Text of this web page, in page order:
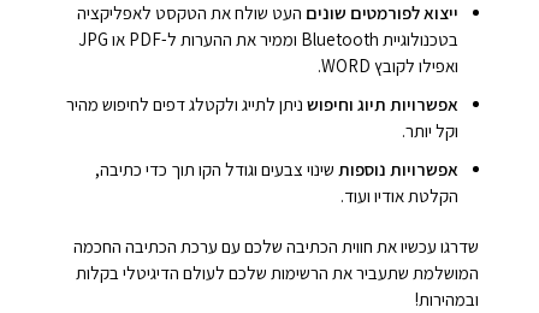
ייצוא לפורמטים שונים העט שולח את הטקסט לאפליקציה
בטכנולוגיית Bluetooth וממיר את ההערות ל-PDF או JPG
ואפילו לקובץ WORD.
אפשרויות תיוג וחיפוש ניתן לתייג ולקטלג דפים לחיפוש מהיר
וקל יותר.
אפשרויות נוספות שינוי צבעים וגודל הקו תוך כדי כתיבה,
הקלטת אודיו ועוד.
שדרגו עכשיו את חווית הכתיבה שלכם עם ערכת הכתיבה החכמה
המושלמת שתעביר את הרשימות שלכם לעולם הדיגיטלי בקלות
ובמהירות!